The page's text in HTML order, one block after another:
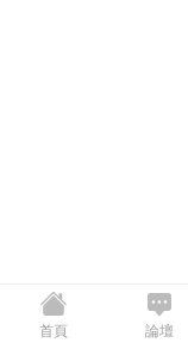
首頁 論壇